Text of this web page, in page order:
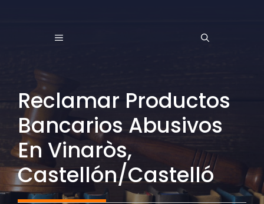
MENÚ
Reclamar Productos
Bancarios Abusivos
En Vinaròs,
Castellón/Castelló